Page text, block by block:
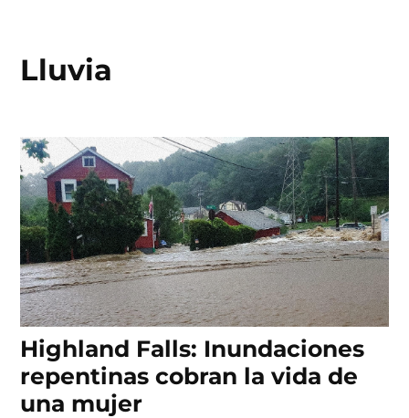
Skip
Lluvia
Highland Falls: Inundaciones
repentinas cobran la vida de
una mujer